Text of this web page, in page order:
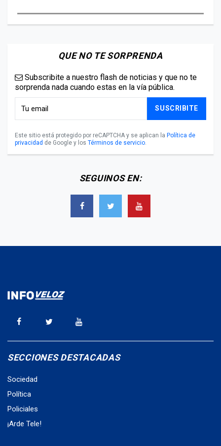
QUE NO TE SORPRENDA
Subscribite a nuestro flash de noticias y que no te
sorprenda nada cuando estas en la vía pública.
SUSCRIBITE
Este sitio está protegido por reCAPTCHA y se aplican la Política de
privacidad de Google y los Términos de servicio.
SEGUINOS EN:
SECCIONES DESTACADAS
Sociedad
Política
Policiales
¡Arde Tele!